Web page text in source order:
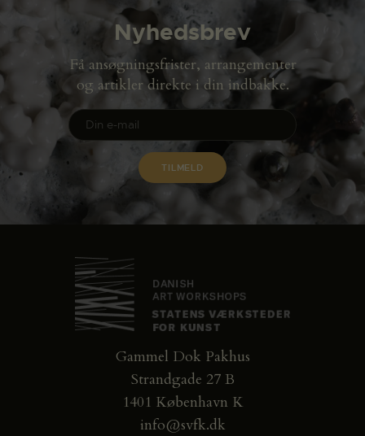
Nyhedsbrev
Få ansøgningsfrister, arrangementer
og artikler direkte i din indbakke.
Gammel Dok Pakhus
Strandgade 27 B
1401 København K
info@svfk.dk